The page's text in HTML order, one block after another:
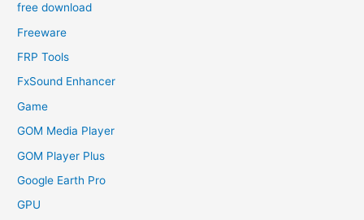
free download
Freeware
FRP Tools
FxSound Enhancer
Game
GOM Media Player
GOM Player Plus
Google Earth Pro
GPU